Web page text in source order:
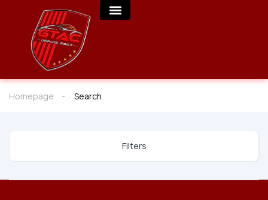
Homepage Search
Filters